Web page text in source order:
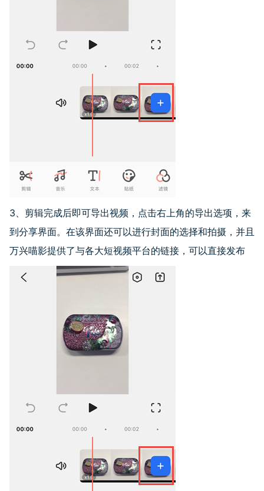
3、剪辑完成后即可导出视频，点击右上角的导出选项，来
到分享界面。在该界面还可以进行封面的选择和拍摄，并且
万兴喵影提供了与各大短视频平台的链接，可以直接发布